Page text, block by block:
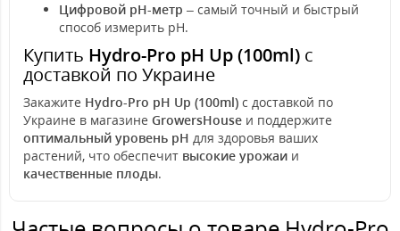
Цифровой pH-метр – самый точный и быстрый
способ измерить pH.
Купить Hydro-Pro pH Up (100ml) с
доставкой по Украине
Закажите Hydro-Pro pH Up (100ml) с доставкой по
Украине в магазине GrowersHouse и поддержите
оптимальный уровень pH для здоровья ваших
растений, что обеспечит высокие урожаи и
качественные плоды.